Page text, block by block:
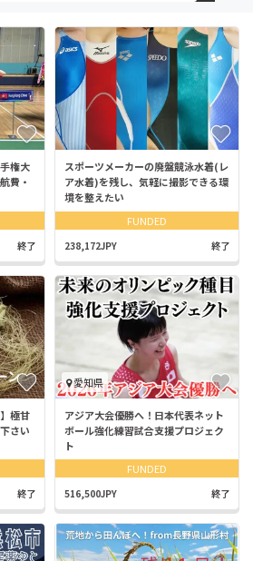
権大
費・
終了
スポーツメーカーの廃盤競泳水着(レ
ア水着)を残し、気軽に撮影できる環
境を整えたい
FUNDED
238,172JPY 終了
極甘
さい
終了
愛知県
アジア大会優勝へ！日本代表ネット
ボール強化練習試合支援プロジェク
ト
FUNDED
516,500JPY 終了